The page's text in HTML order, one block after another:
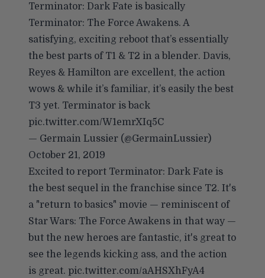
Terminator: Dark Fate is basically
Terminator: The Force Awakens. A
satisfying, exciting reboot that’s essentially
the best parts of T1 & T2 in a blender. Davis,
Reyes & Hamilton are excellent, the action
wows & while it’s familiar, it’s easily the best
T3 yet. Terminator is back
pic.twitter.com/W1emrXIq5C
— Germain Lussier (@GermainLussier)
October 21, 2019
Excited to report Terminator: Dark Fate is
the best sequel in the franchise since T2. It's
a "return to basics" movie — reminiscent of
Star Wars: The Force Awakens in that way —
but the new heroes are fantastic, it's great to
see the legends kicking ass, and the action
is great. pic.twitter.com/aAHSXhFyA4